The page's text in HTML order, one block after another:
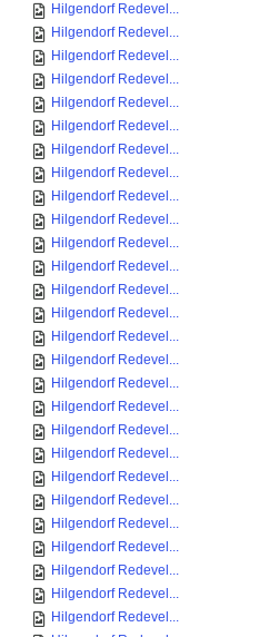
Hilgendorf Redevel...
Hilgendorf Redevel...
Hilgendorf Redevel...
Hilgendorf Redevel...
Hilgendorf Redevel...
Hilgendorf Redevel...
Hilgendorf Redevel...
Hilgendorf Redevel...
Hilgendorf Redevel...
Hilgendorf Redevel...
Hilgendorf Redevel...
Hilgendorf Redevel...
Hilgendorf Redevel...
Hilgendorf Redevel...
Hilgendorf Redevel...
Hilgendorf Redevel...
Hilgendorf Redevel...
Hilgendorf Redevel...
Hilgendorf Redevel...
Hilgendorf Redevel...
Hilgendorf Redevel...
Hilgendorf Redevel...
Hilgendorf Redevel...
Hilgendorf Redevel...
Hilgendorf Redevel...
Hilgendorf Redevel...
Hilgendorf Redevel...